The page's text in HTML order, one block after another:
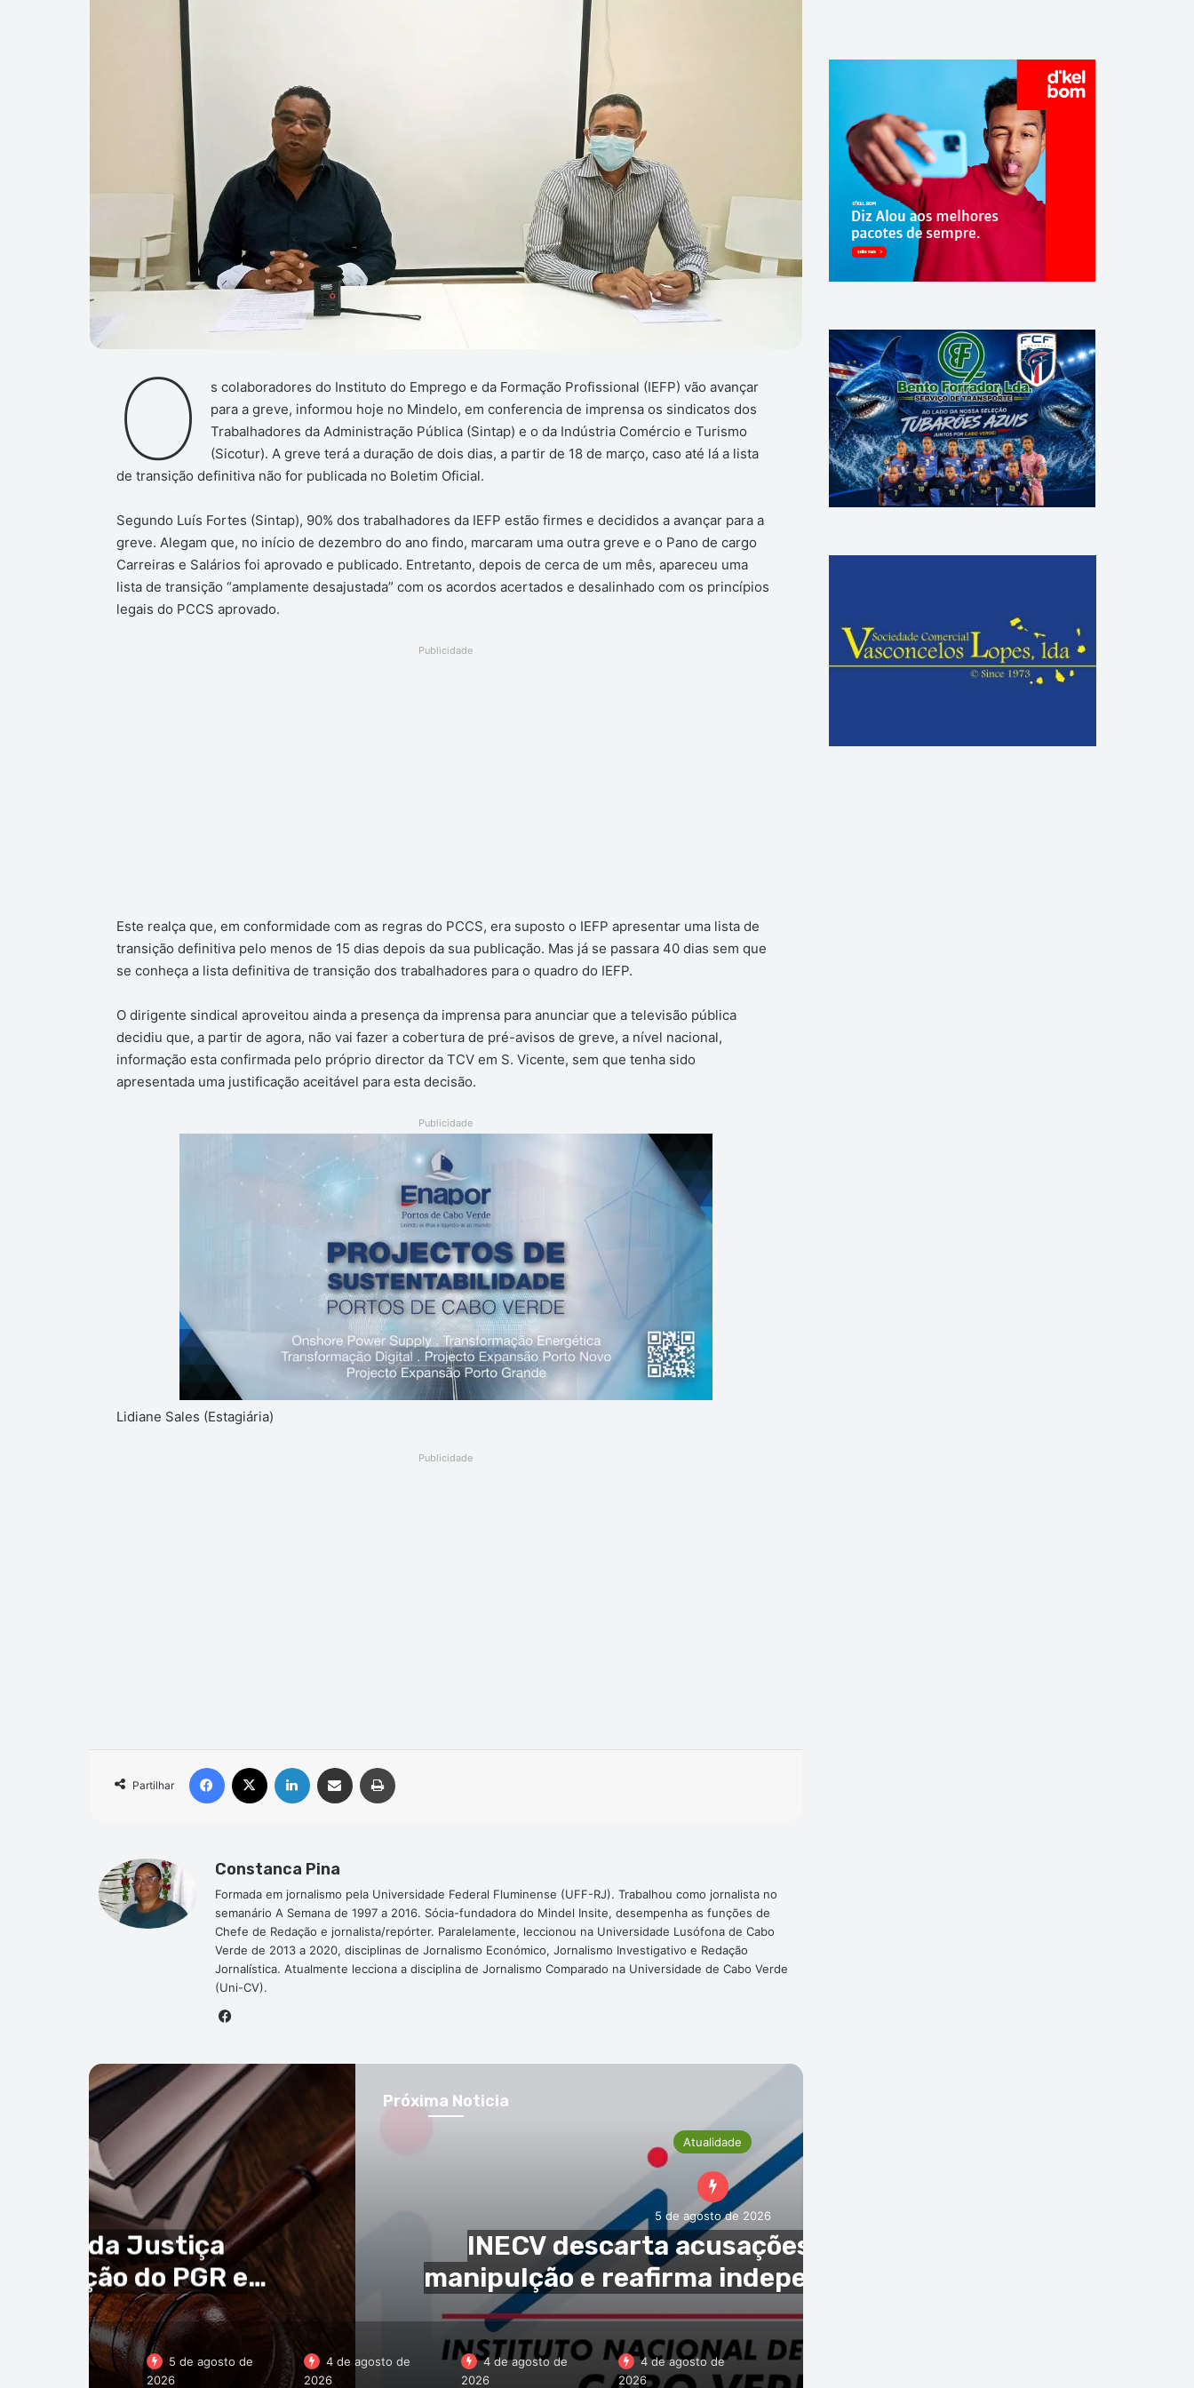
O
s colaboradores do Instituto do Emprego e da Formação Profissional (IEFP) vão avançar
para a greve, informou hoje no Mindelo, em conferencia de imprensa os sindicatos dos
Trabalhadores da Administração Pública (Sintap) e o da Indústria Comércio e Turismo
(Sicotur). A greve terá a duração de dois dias, a partir de 18 de março, caso até lá a lista
de transição definitiva não for publicada no Boletim Oficial.
Segundo Luís Fortes (Sintap), 90% dos trabalhadores da IEFP estão firmes e decididos a avançar para a
greve. Alegam que, no início de dezembro do ano findo, marcaram uma outra greve e o Pano de cargo
Carreiras e Salários foi aprovado e publicado. Entretanto, depois de cerca de um mês, apareceu uma
lista de transição “amplamente desajustada” com os acordos acertados e desalinhado com os princípios
legais do PCCS aprovado.
Publicidade
Este realça que, em conformidade com as regras do PCCS, era suposto o IEFP apresentar uma lista de
transição definitiva pelo menos de 15 dias depois da sua publicação. Mas já se passara 40 dias sem que
se conheça a lista definitiva de transição dos trabalhadores para o quadro do IEFP.
O dirigente sindical aproveitou ainda a presença da imprensa para anunciar que a televisão pública
decidiu que, a partir de agora, não vai fazer a cobertura de pré-avisos de greve, a nível nacional,
informação esta confirmada pelo próprio director da TCV em S. Vicente, sem que tenha sido
apresentada uma justificação aceitável para esta decisão.
Publicidade
Lidiane Sales (Estagiária)
Publicidade
Partilhar
Facebook Linkedin Compartilhar via e-mail
Constanca Pina
Formada em jornalismo pela Universidade Federal Fluminense (UFF-RJ). Trabalhou como jornalista no
semanário A Semana de 1997 a 2016. Sócia-fundadora do Mindel Insite, desempenha as funções de
Chefe de Redação e jornalista/repórter. Paralelamente, leccionou na Universidade Lusófona de Cabo
Verde de 2013 a 2020, disciplinas de Jornalismo Económico, Jornalismo Investigativo e Redação
Jornalística. Atualmente lecciona a disciplina de Jornalismo Comparado na Universidade de Cabo Verde
(Uni-CV).
Próxima Noticia
de alegada
e rigor
oficiais
5 de agosto de
2026
4 de agosto de
2026
4 de agosto de
2026
4 de agosto de
2026